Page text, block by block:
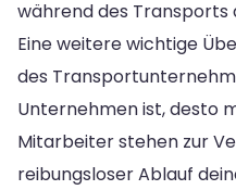
während des Transports
Eine weitere wichtige
des
Unternehmen ist, desto
Mitarbeiter stehen zur
reibungsloser Ablauf